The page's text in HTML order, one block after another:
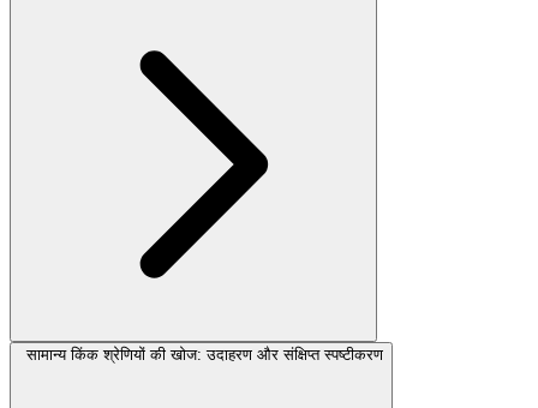
सामान्य किंक श्रेणियों की खोज: उदाहरण और संक्षिप्त स्पष्टीकरण